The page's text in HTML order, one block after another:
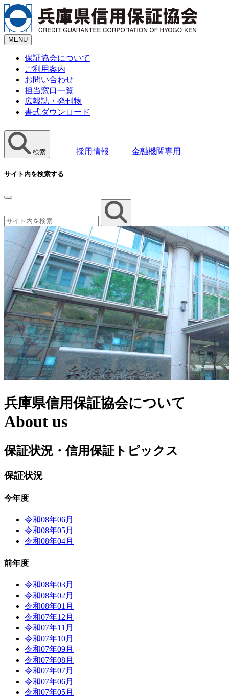
MENU
保証協会について
ご利用案内
お問い合わせ
担当窓口一覧
広報誌・ 発刊物
書式ダウンロード
検索 採用情報 金融機関専用
サイト内を検索する
兵庫県信用保証協会について
About us
保証状況・信用保証トピックス
保証状況
今年度
令和08年06月
令和08年05月
令和08年04月
前年度
令和08年03月
令和08年02月
令和08年01月
令和07年12月
令和07年11月
令和07年10月
令和07年09月
令和07年08月
令和07年07月
令和07年06月
令和07年05月